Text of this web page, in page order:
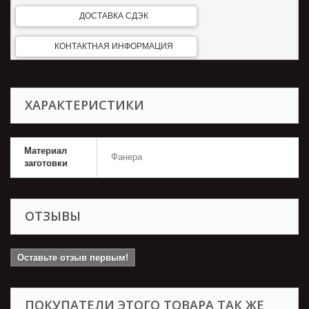
ДОСТАВКА СДЭК
КОНТАКТНАЯ ИНФОРМАЦИЯ
ХАРАКТЕРИСТИКИ
Материал
заготовки
Фанера
ОТЗЫВЫ
Оставьте отзыв первым!
ПОКУПАТЕЛИ ЭТОГО ТОВАРА ТАК ЖЕ